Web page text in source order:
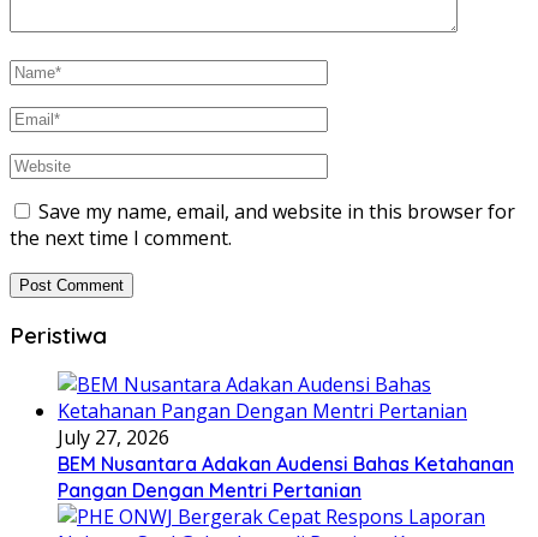
Save my name, email, and website in this browser for
the next time I comment.
Peristiwa
July 27, 2026
BEM Nusantara Adakan Audensi Bahas Ketahanan
Pangan Dengan Mentri Pertanian